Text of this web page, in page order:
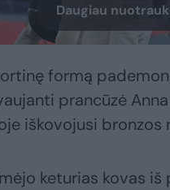
Daugiau
formą
prancūzė Anna
iškovojusi bronzos
keturias kovas iš